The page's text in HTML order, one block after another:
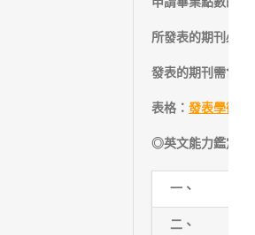
所發表的期刊必
發表的期刊需含至
表格： 發表學術期
◎英文能力鑑定：
一、
二、